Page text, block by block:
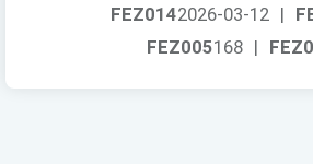
FEZ0142026-03-12 |
FEZ005168 |